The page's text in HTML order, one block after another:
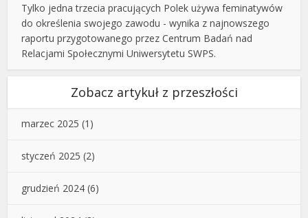
Tylko jedna trzecia pracujących Polek używa feminatywów
do określenia swojego zawodu - wynika z najnowszego
raportu przygotowanego przez Centrum Badań nad
Relacjami Społecznymi Uniwersytetu SWPS.
Zobacz artykuł z przeszłości
marzec 2025 (1)
styczeń 2025 (2)
grudzień 2024 (6)